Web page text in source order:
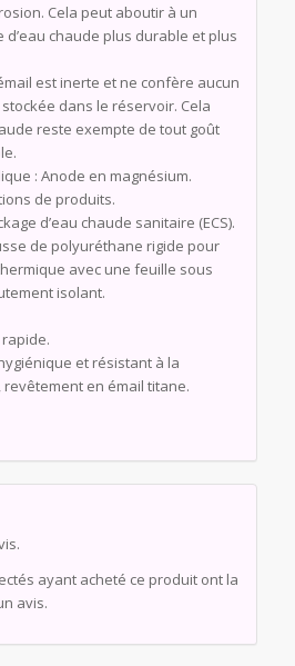
Cela peut aboutir à un
d’eau chaude plus durable et plus
est inerte et ne confère aucun
stockée dans le réservoir. Cela
reste exempte de tout goût
: Anode en magnésium.
de produits.
d’eau chaude sanitaire (ECS).
de polyuréthane rigide pour
avec une feuille sous
isolant.
et résistant à la
en émail titane.
ayant acheté ce produit ont la
avis.